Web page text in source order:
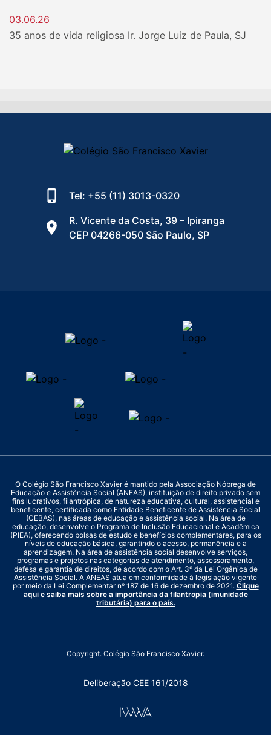
03.06.26
35 anos de vida religiosa Ir. Jorge Luiz de Paula, SJ
Tel: +55 (11) 3013-0320
R. Vicente da Costa, 39 – Ipiranga
CEP 04266-050 São Paulo, SP
O Colégio São Francisco Xavier é mantido pela Associação Nóbrega de
Educação e Assistência Social (ANEAS), instituição de direito privado sem
fins lucrativos, filantrópica, de natureza educativa, cultural, assistencial e
beneficente, certificada como Entidade Beneficente de Assistência Social
(CEBAS), nas áreas de educação e assistência social. Na área de
educação, desenvolve o Programa de Inclusão Educacional e Acadêmica
(PIEA), oferecendo bolsas de estudo e benefícios complementares, para os
níveis de educação básica, garantindo o acesso, permanência e a
aprendizagem. Na área de assistência social desenvolve serviços,
programas e projetos nas categorias de atendimento, assessoramento,
defesa e garantia de direitos, de acordo com o Art. 3º da Lei Orgânica de
Assistência Social. A ANEAS atua em conformidade à legislação vigente
por meio da Lei Complementar nº 187 de 16 de dezembro de 2021. Clique
aqui e saiba mais sobre a importância da filantropia (imunidade
tributária) para o país.
Copyright. Colégio São Francisco Xavier.
Deliberação CEE 161/2018